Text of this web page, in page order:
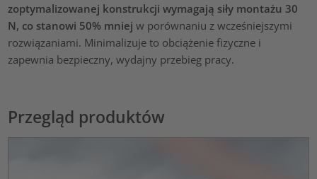
zoptymalizowanej konstrukcji wymagają siły montażu 30
N, co stanowi 50% mniejw porównaniu z wcześniejszymi
rozwiązaniami. Minimalizuje to obciążenie fizyczne i
zapewnia bezpieczny, wydajny przebieg pracy.
Przegląd produktów